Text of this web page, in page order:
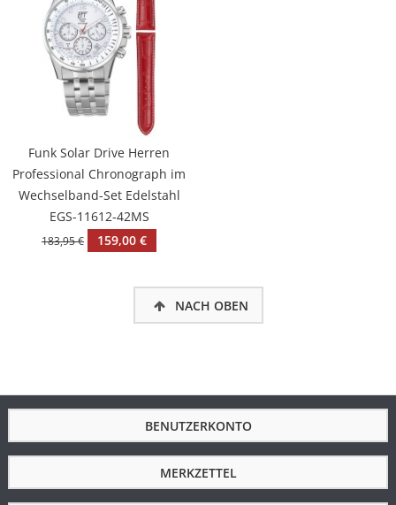
Funk Solar Drive Herren
Professional Chronograph im
Wechselband-Set Edelstahl
EGS-11612-42MS
183,95 € 159,00 €
NACH OBEN
BENUTZERKONTO
MERKZETTEL